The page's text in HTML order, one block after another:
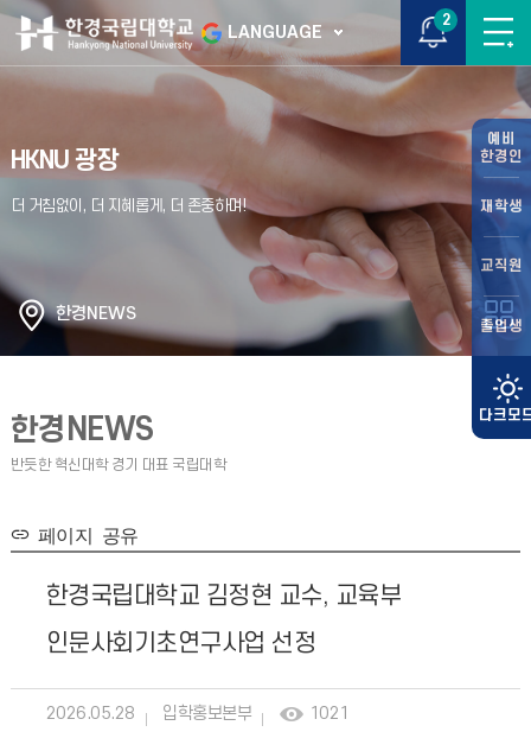
LANGUAGE
2
예비
한경인
재학생
교직원
졸업생
HKNU 광장
한경NEWS
한경NEWS
페이지 공유
한경국립대학교 김정현 교수, 교육부
인문사회기초연구사업 선정
2026.05.28 입학홍보본부 1021